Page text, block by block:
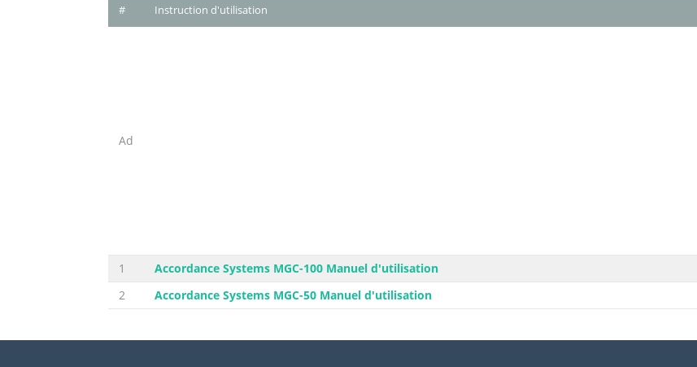
# Instruction d'utilisation
Ad
1
Accordance Systems MGC-100 Manuel d'utilisation
2
Accordance Systems MGC-50 Manuel d'utilisation